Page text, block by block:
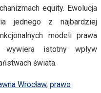
equity. Ewolucja
jednego z najbardziej
modeli prawa
istotny wpływ
świata.
Wrocław, prawo